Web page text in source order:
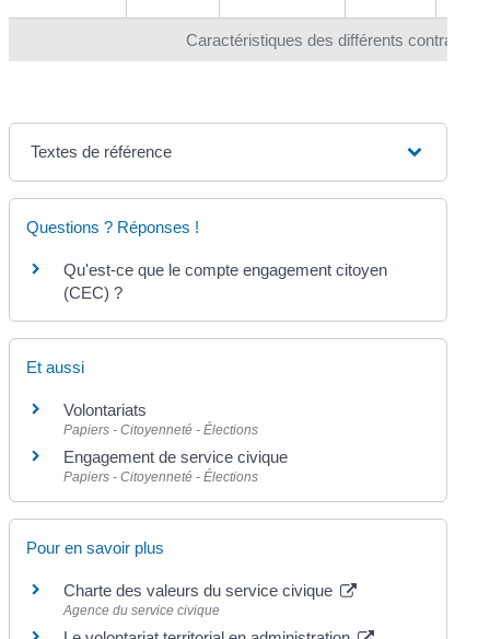
Caractéristiques des différents contrats
Textes de référence
Questions ? Réponses !
Qu'est-ce que le compte engagement citoyen
(CEC) ?
Et aussi
Volontariats
Papiers - Citoyenneté - Élections
Engagement de service civique
Papiers - Citoyenneté - Élections
Pour en savoir plus
Charte des valeurs du service civique
Agence du service civique